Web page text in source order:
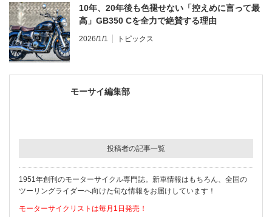
10年、20年後も色褪せない「控えめに言って最
高」GB350 Cを全力で絶賛する理由
2026/1/1 トピックス
モーサイ編集部
投稿者の記事一覧
1951年創刊のモーターサイクル専門誌。新車情報はもちろん、全国の
ツーリングライダーへ向けた旬な情報をお届けしています！
モーターサイクリストは毎月1日発売！